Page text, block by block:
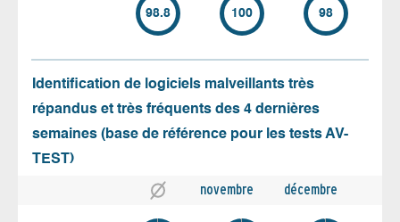
98.8 100 98
Identification de logiciels malveillants très
répandus et très fréquents des 4 dernières
semaines (base de référence pour les tests AV-
TEST)
novembre décembre